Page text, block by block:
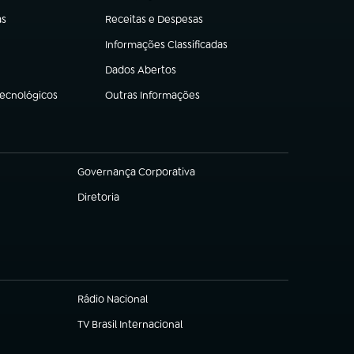
Receitas e Despesas
(abre em nova aba)
Informações Classificadas
(abre em nova aba)
Dados Abertos
(abre em nova aba)
Outras Informações
(abre em nova aba)
Governança Corporativa
(abre em nova aba)
Diretoria
(abre em nova aba)
Rádio Nacional
(abre em nova aba)
TV Brasil Internacional
(abre em nova aba)